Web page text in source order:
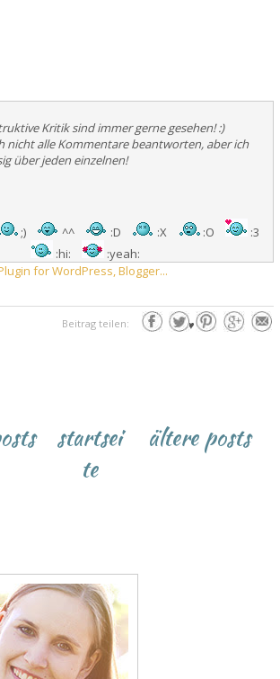
Kritik sind immer gerne gesehen! :)
nicht alle Kommentare beantworten, aber ich
über jeden einzelnen!
;) ^^ :D :X :O
:3
:hi:
:yeah:
♥
Beitrag teilen:
ältere posts
startsei
te